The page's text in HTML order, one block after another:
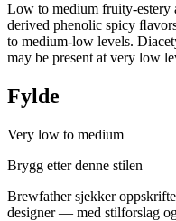
Low to medium fruity-estery
derived phenolic spicy
to medium-low levels.
may be present at very low
Fylde
Very low to medium
Brygg etter denne stilen
Brewfather sjekker
designer — med stilforslag